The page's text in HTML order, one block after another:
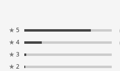
★ 5
★ 4
★ 3
★ 2